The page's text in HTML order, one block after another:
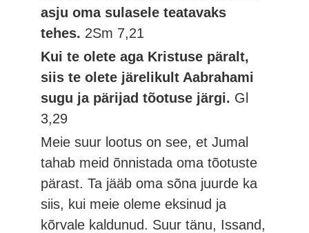
asju oma sulasele teatavaks
tehes. 2Sm 7,21
Kui te olete aga Kristuse päralt,
siis te olete järelikult Aabrahami
sugu ja pärijad tõotuse järgi. Gl
3,29
Meie suur lootus on see, et Jumal
tahab meid õnnistada oma tõotuste
pärast. Ta jääb oma sõna juurde ka
siis, kui meie oleme eksinud ja
kõrvale kaldunud. Suur tänu, Issand,